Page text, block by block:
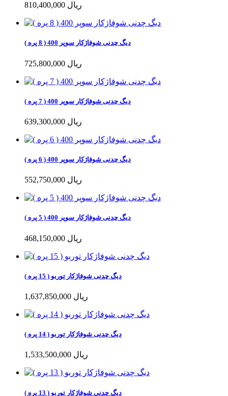
810,400,000 ریال
دیگ چدنی شوفاژکار سوپر 400 ( 8 پره )
725,800,000 ریال
دیگ چدنی شوفاژکار سوپر 400 ( 7 پره )
639,300,000 ریال
دیگ چدنی شوفاژکار سوپر 400 ( 6 پره )
552,750,000 ریال
دیگ چدنی شوفاژکار سوپر 400 ( 5 پره )
468,150,000 ریال
دیگ چدنی شوفاژکار توربو ( 15 پره )
1,637,850,000 ریال
دیگ چدنی شوفاژکار توربو ( 14 پره )
1,533,500,000 ریال
دیگ چدنی شوفاژکار توربو ( 13 پره )